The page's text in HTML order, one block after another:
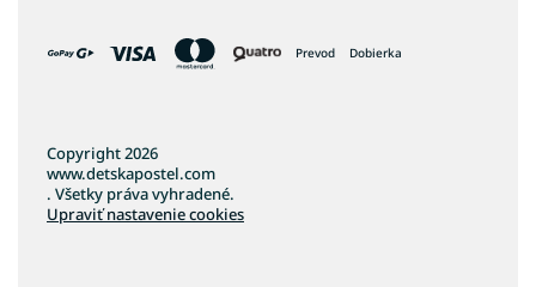
Prevod Dobierka
Copyright 2026
www.detskapostel.com
. Všetky práva vyhradené.
Upraviť nastavenie cookies